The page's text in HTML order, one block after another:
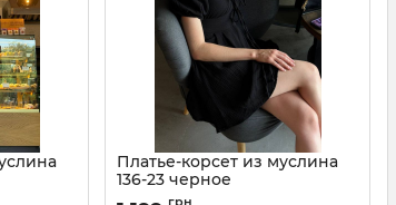
Платье-корсет из муслина
136-23 черное
Артикул: 136-23-chorna-XS
грн